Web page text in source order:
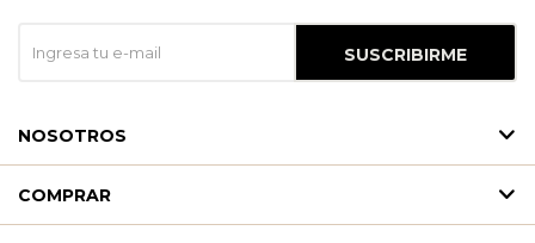
SUSCRIBIRME
NOSOTROS
COMPRAR